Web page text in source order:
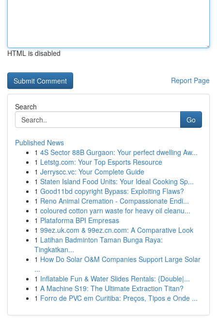
HTML is disabled
Report Page
Search
Go
Published News
1 4S Sector 88B Gurgaon: Your perfect dwelling Aw...
1 Letstg.com: Your Top Esports Resource
1 Jerryscc.vc: Your Complete Guide
1 Staten Island Food Units: Your Ideal Cooking Sp...
1 Good11bd copyright Bypass: Exploiting Flaws?
1 Reno Animal Cremation - Compassionate Endi...
1 coloured cotton yarn waste for heavy oil cleanu...
1 Plataforma BPI Empresas
1 99ez.uk.com & 99ez.cn.com: A Comparative Look
1 Latihan Badminton Taman Bunga Raya:
Tingkatkan...
1 How Do Solar O&M Companies Support Large Solar
...
1 Inflatable Fun & Water Slides Rentals: {Double|...
1 A Machine S19: The Ultimate Extraction Titan?
1 Forro de PVC em Curitiba: Preços, Tipos e Onde ...